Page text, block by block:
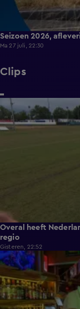
Seizoen 2026,
Ma 27 juli, 22:30
Clips
1:54
Overal heeft
regio
Gisteren, 22:52
2:08